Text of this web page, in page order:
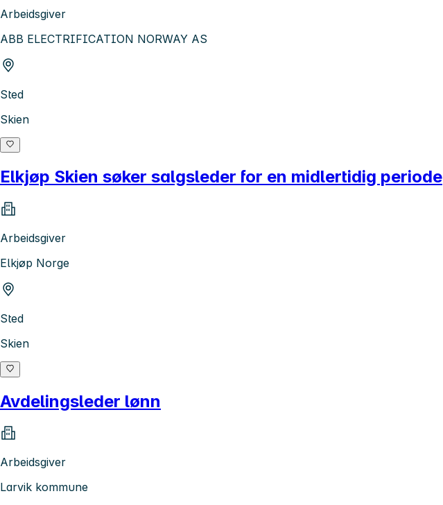
Arbeidsgiver
ABB ELECTRIFICATION NORWAY AS
Sted
Skien
Elkjøp Skien søker salgsleder for en midlertidig periode
Arbeidsgiver
Elkjøp Norge
Sted
Skien
Avdelingsleder lønn
Arbeidsgiver
Larvik kommune